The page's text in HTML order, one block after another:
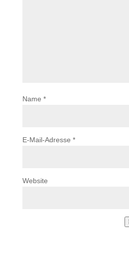
Name *
E-Mail-Adresse *
Website